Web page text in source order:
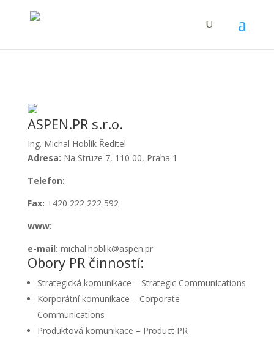
ASPEN.PR s.r.o.
Ing. Michal Hoblík Ředitel
Adresa: Na Struze 7, 110 00, Praha 1
Telefon:
Fax: +420 222 222 592
www:
e-mail: michal.hoblik@aspen.pr
Obory PR činností:
Strategická komunikace – Strategic Communications
Korporátní komunikace – Corporate
Communications
Produktová komunikace – Product PR